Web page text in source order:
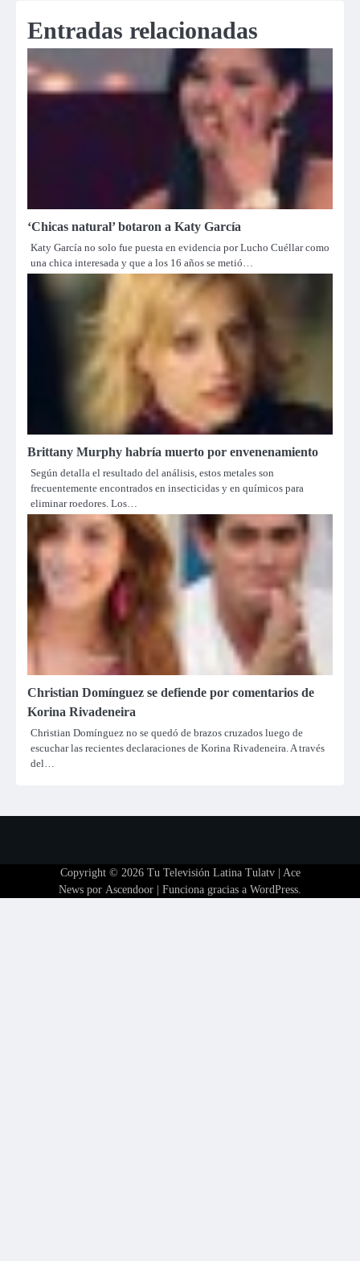
Entradas relacionadas
‘Chicas natural’ botaron a Katy García
Katy García no solo fue puesta en evidencia por Lucho Cuéllar como
una chica interesada y que a los 16 años se metió…
Brittany Murphy habría muerto por envenenamiento
Según detalla el resultado del análisis, estos metales son
frecuentemente encontrados en insecticidas y en químicos para
eliminar roedores. Los…
Christian Domínguez se defiende por comentarios de
Korina Rivadeneira
Christian Domínguez no se quedó de brazos cruzados luego de
escuchar las recientes declaraciones de Korina Rivadeneira. A través
del…
Copyright © 2026 Tu Televisión Latina Tulatv| Ace
News por Ascendoor | Funciona gracias a WordPress.